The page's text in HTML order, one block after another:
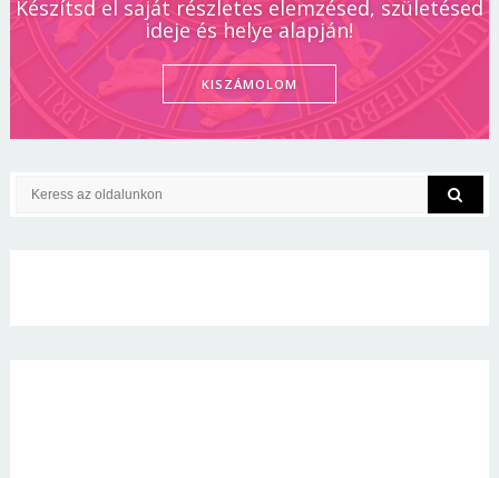
Készítsd el saját részletes elemzésed, születésed
ideje és helye alapján!
KISZÁMOLOM